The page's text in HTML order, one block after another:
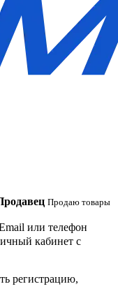
Продаю товары
или телефон
кабинет с
регистрацию,